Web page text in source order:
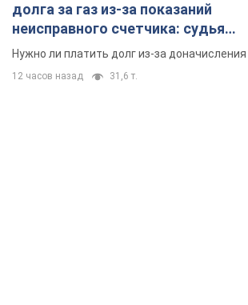
долга за газ из-за показаний
неисправного счетчика: судья
вынес неожиданное решение
Нужно ли платить долг из-за доначисления
12 часов назад 31,6 т.